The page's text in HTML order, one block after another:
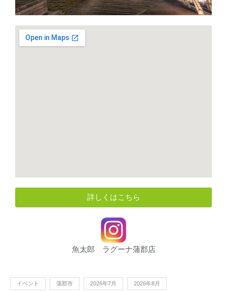
詳しくはこちら
魚太郎 ラグーナ蒲郡店
イベント 蒲郡市 2026年7月 2026年8月